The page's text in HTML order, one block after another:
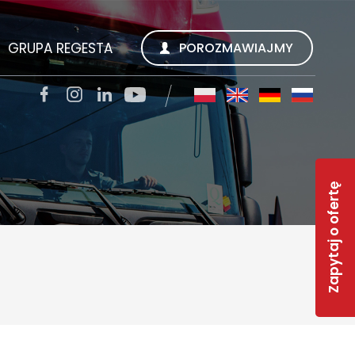
Zapytaj o ofertę
GRUPA REGESTA
REGESTA S.A.
QUALITY TRANS KWIECIEŃ SP. Z O.O.
SOLAR-R
POROZMAWIAJMY